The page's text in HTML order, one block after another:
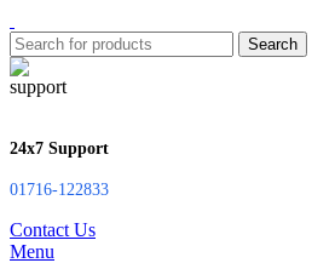
Search
24x7 Support
01716-122833
Contact Us
Menu